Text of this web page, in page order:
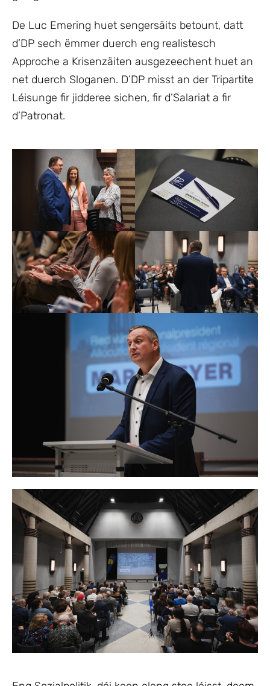
De Luc Emering huet sengersäits betount, datt
d’DP sech ëmmer duerch eng realistesch
Approche a Krisenzäiten ausgezeechent huet an
net duerch Sloganen. D’DP misst an der Tripartite
Léisunge fir jidderee sichen, fir d’Salariat a fir
d’Patronat.